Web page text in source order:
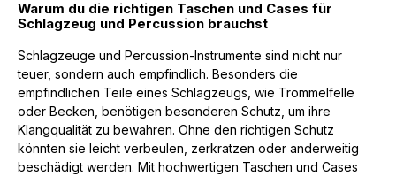
Warum du die richtigen Taschen und Cases für
Schlagzeug und Percussion brauchst
Schlagzeuge und Percussion-Instrumente sind nicht nur
teuer, sondern auch empfindlich. Besonders die
empfindlichen Teile eines Schlagzeugs, wie Trommelfelle
oder Becken, benötigen besonderen Schutz, um ihre
Klangqualität zu bewahren. Ohne den richtigen Schutz
könnten sie leicht verbeulen, zerkratzen oder anderweitig
beschädigt werden. Mit hochwertigen Taschen und Cases